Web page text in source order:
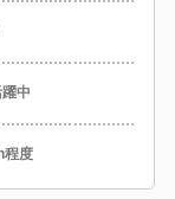
中
程度